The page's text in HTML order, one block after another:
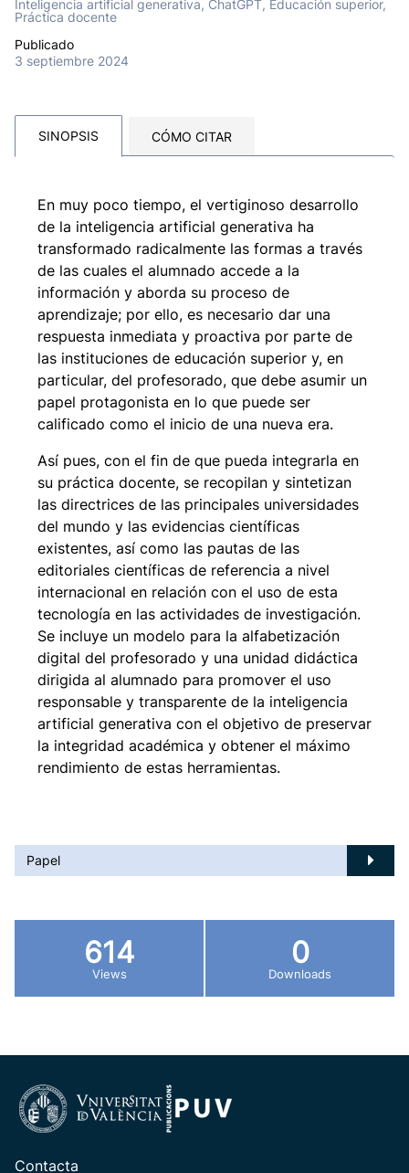
Inteligencia artificial generativa, ChatGPT, Educación superior,
Práctica docente
Publicado
3 septiembre 2024
SINOPSIS CÓMO CITAR
En muy poco tiempo, el vertiginoso desarrollo
de la inteligencia artificial generativa ha
transformado radicalmente las formas a través
de las cuales el alumnado accede a la
información y aborda su proceso de
aprendizaje; por ello, es necesario dar una
respuesta inmediata y proactiva por parte de
las instituciones de educación superior y, en
particular, del profesorado, que debe asumir un
papel protagonista en lo que puede ser
calificado como el inicio de una nueva era.
Así pues, con el fin de que pueda integrarla en
su práctica docente, se recopilan y sintetizan
las directrices de las principales universidades
del mundo y las evidencias científicas
existentes, así como las pautas de las
editoriales científicas de referencia a nivel
internacional en relación con el uso de esta
tecnología en las actividades de investigación.
Se incluye un modelo para la alfabetización
digital del profesorado y una unidad didáctica
dirigida al alumnado para promover el uso
responsable y transparente de la inteligencia
artificial generativa con el objetivo de preservar
la integridad académica y obtener el máximo
rendimiento de estas herramientas.
Papel
614
Views
0
Downloads
Contacta